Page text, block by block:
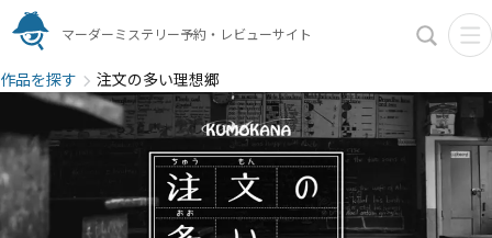
マーダーミステリー予約・レビューサイト
作品を探す 注文の多い理想郷